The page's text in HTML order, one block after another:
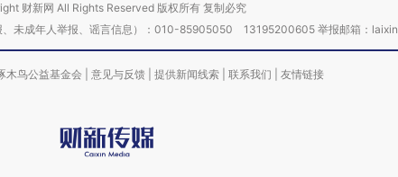
财新网 All Rights Reserved 版权所有 复制必究
、未成年人举报、谣言信息）：010-85905050 13195200605 举报邮箱：
木鸟公益基金会 意见与反馈 提供新闻线索 联系我们 友情链接